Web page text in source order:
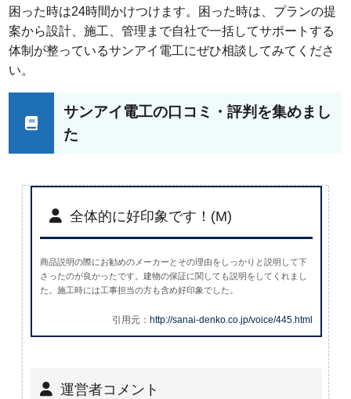
困った時は24時間かけつけます。困った時は、プランの提
案から設計、施工、管理まで自社で一括してサポートする
体制が整っているサンアイ電工にぜひ相談してみてくださ
い。
サンアイ電工の口コミ・評判を集めまし
た
全体的に好印象です！(M)
商品説明の際にお勧めのメーカーとその理由をしっかりと説明して下
さったのが良かったです。建物の保証に関しても説明をしてくれまし
た。施工時には工事担当の方も含め好印象でした。
引用元： http://sanai-denko.co.jp/voice/445.html
運営者コメント